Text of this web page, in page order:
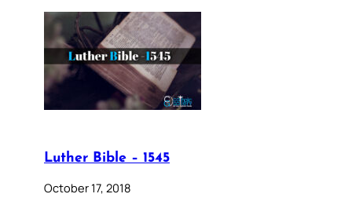
Luther Bible – 1545
October 17, 2018